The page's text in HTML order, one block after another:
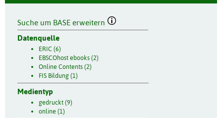
Suche um BASE erweitern
Datenquelle
ERIC (6)
EBSCOhost ebooks (2)
Online Contents (2)
FIS Bildung (1)
Medientyp
gedruckt (9)
online (1)